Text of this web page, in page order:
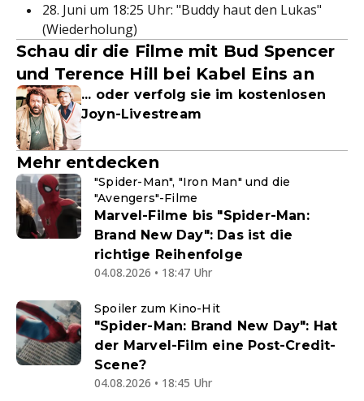
28. Juni um 18:25 Uhr: "Buddy haut den Lukas"
(Wiederholung)
Schau dir die Filme mit Bud Spencer
und Terence Hill bei Kabel Eins an
... oder verfolg sie im kostenlosen
Joyn-Livestream
Mehr entdecken
"Spider-Man", "Iron Man" und die
"Avengers"-Filme
Marvel-Filme bis "Spider-Man:
Brand New Day": Das ist die
richtige Reihenfolge
04.08.2026 • 18:47 Uhr
Spoiler zum Kino-Hit
"Spider-Man: Brand New Day": Hat
der Marvel-Film eine Post-Credit-
Scene?
04.08.2026 • 18:45 Uhr